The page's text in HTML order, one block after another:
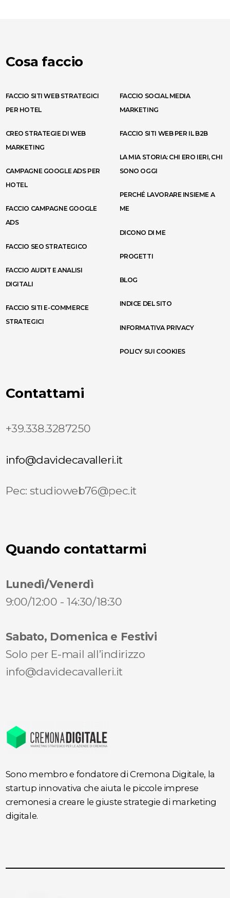
Cosa faccio
FACCIO SITI WEB STRATEGICI
PER HOTEL
CREO STRATEGIE DI WEB
MARKETING
CAMPAGNE GOOGLE ADS PER
HOTEL
FACCIO CAMPAGNE GOOGLE
ADS
FACCIO SEO STRATEGICO
FACCIO AUDIT E ANALISI
DIGITALI
FACCIO SITI E-COMMERCE
STRATEGICI
FACCIO SOCIAL MEDIA
MARKETING
FACCIO SITI WEB PER IL B2B
LA MIA STORIA: CHI ERO IERI, CHI
SONO OGGI
PERCHÉ LAVORARE INSIEME A
ME
DICONO DI ME
PROGETTI
BLOG
INDICE DEL SITO
INFORMATIVA PRIVACY
POLICY SUI COOKIES
Contattami
+39.338.3287250
info@davidecavalleri.it
Pec: studioweb76@pec.it
Quando contattarmi
Lunedì/Venerdì
9:00/12:00 - 14:30/18:30
Sabato, Domenica e Festivi
Solo per E-mail all’indirizzo
info@davidecavalleri.it
Sono membro e fondatore di Cremona Digitale, la
startup innovativa che aiuta le piccole imprese
cremonesi a creare le giuste strategie di marketing
digitale.